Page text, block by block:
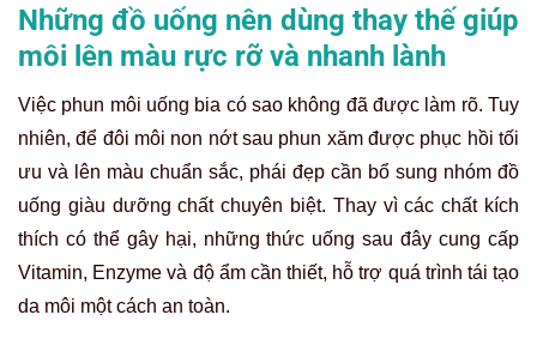
Những đồ uống nên dùng thay thế giúp
môi lên màu rực rỡ và nhanh lành
Việc phun môi uống bia có sao không đã được làm rõ. Tuy
nhiên, để đôi môi non nớt sau phun xăm được phục hồi tối
ưu và lên màu chuẩn sắc, phái đẹp cần bổ sung nhóm đồ
uống giàu dưỡng chất chuyên biệt. Thay vì các chất kích
thích có thể gây hại, những thức uống sau đây cung cấp
Vitamin, Enzyme và độ ẩm cần thiết, hỗ trợ quá trình tái tạo
da môi một cách an toàn.